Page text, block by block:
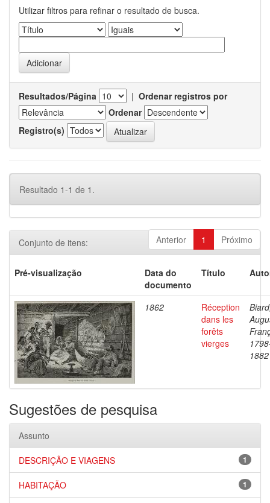
Utilizar filtros para refinar o resultado de busca.
Resultados/Página | Ordenar registros por
Ordenar
Registro(s)
Resultado 1-1 de 1.
Anterior 1 Próximo
Conjunto de itens:
Pré-visualização
Data do
documento
Título
1862
Réception
dans les
forêts
vierges
1882
Sugestões de pesquisa
Assunto
1
DESCRIÇÃO E VIAGENS
1
HABITAÇÃO